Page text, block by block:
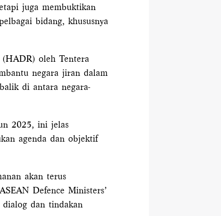
juga membuktikan
bidang, khususnya
oleh Tentera
negara jiran dalam
di antara negara-
2025, ini jelas
agenda dan objektif
akan terus
Defence Ministers’
dan tindakan